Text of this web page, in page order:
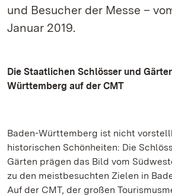
und Besucher der Messe –
Januar 2019.
Die Staatlichen Schlösser und
Württemberg auf der CMT
Baden-Württemberg ist nicht
historischen Schönheiten: Die
Gärten prägen das Bild vom
zu den meistbesuchten Zielen in
Auf der CMT, der großen